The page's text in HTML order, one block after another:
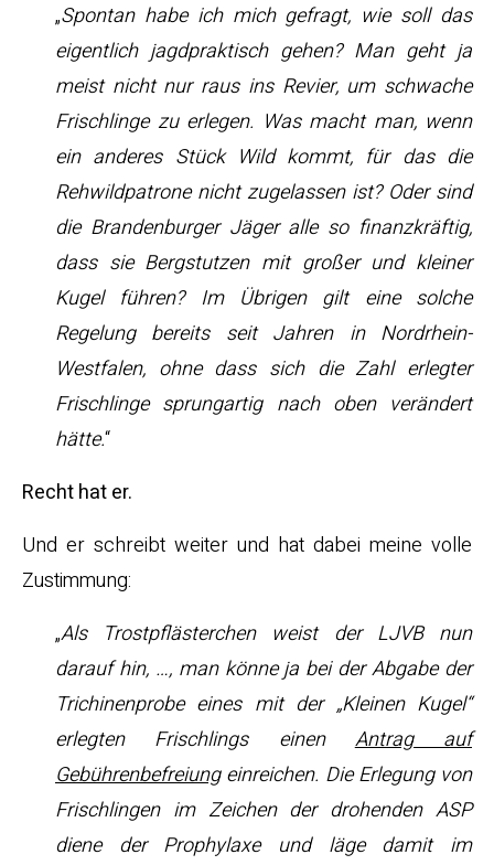
„Spontan habe ich mich gefragt, wie soll das
eigentlich jagdpraktisch gehen? Man geht ja
meist nicht nur raus ins Revier, um schwache
Frischlinge zu erlegen. Was macht man, wenn
ein anderes Stück Wild kommt, für das die
Rehwildpatrone nicht zugelassen ist? Oder sind
die Brandenburger Jäger alle so finanzkräftig,
dass sie Bergstutzen mit großer und kleiner
Kugel führen? Im Übrigen gilt eine solche
Regelung bereits seit Jahren in Nordrhein-
Westfalen, ohne dass sich die Zahl erlegter
Frischlinge sprungartig nach oben verändert
hätte.“
Recht hat er.
Und er schreibt weiter und hat dabei meine volle
Zustimmung:
„Als Trostpflästerchen weist der LJVB nun
darauf hin, …, man könne ja bei der Abgabe der
Trichinenprobe eines mit der „Kleinen Kugel“
erlegten Frischlings einenAntrag auf
Gebührenbefreiungeinreichen. Die Erlegung von
Frischlingen im Zeichen der drohenden ASP
diene der Prophylaxe und läge damit im